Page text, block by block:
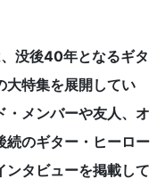
没後40年となるギタ
大特集を展開してい
・メンバーや友人、オ
続のギター・ヒーロー
ンタビューを掲載して